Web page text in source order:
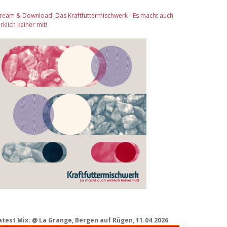
& Download: Das Kraftfuttermischwerk - Es macht auch
keiner mit!
Mix: @ La Grange, Bergen auf Rügen, 11.04.2026